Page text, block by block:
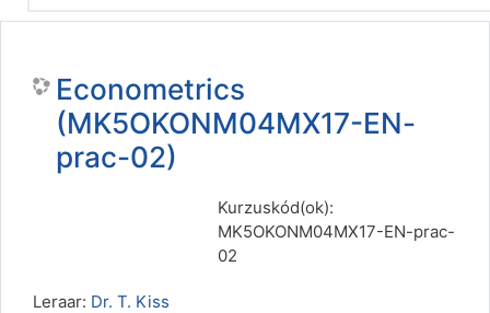
Econometrics
(MK5OKONM04MX17-EN-
prac-02)
Kurzuskód(ok):
MK5OKONM04MX17-EN-prac-
02
Leraar: Dr. T. Kiss